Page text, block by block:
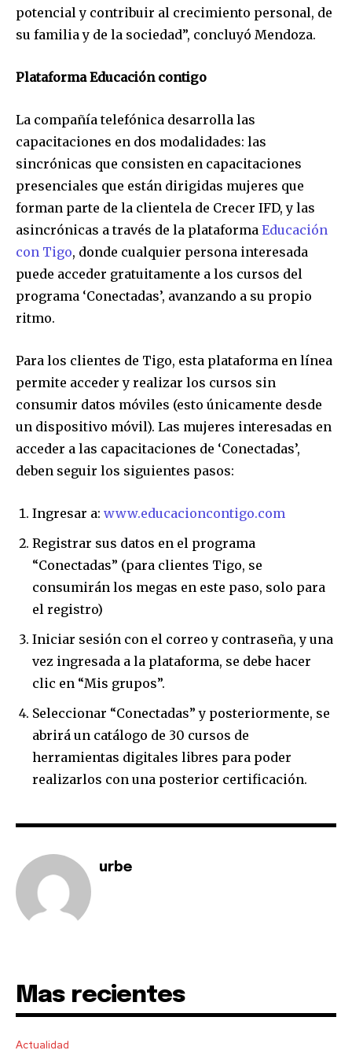
potencial y contribuir al crecimiento personal, de
su familia y de la sociedad”, concluyó Mendoza.
Plataforma Educación contigo
La compañía telefónica desarrolla las
capacitaciones en dos modalidades: las
sincrónicas que consisten en capacitaciones
presenciales que están dirigidas mujeres que
forman parte de la clientela de Crecer IFD, y las
asincrónicas a través de la plataforma Educación
con Tigo, donde cualquier persona interesada
puede acceder gratuitamente a los cursos del
programa ‘Conectadas’, avanzando a su propio
ritmo.
Para los clientes de Tigo, esta plataforma en línea
permite acceder y realizar los cursos sin
consumir datos móviles (esto únicamente desde
un dispositivo móvil). Las mujeres interesadas en
acceder a las capacitaciones de ‘Conectadas’,
deben seguir los siguientes pasos:
Ingresar a: www.educacioncontigo.com
Registrar sus datos en el programa
“Conectadas” (para clientes Tigo, se
consumirán los megas en este paso, solo para
el registro)
Iniciar sesión con el correo y contraseña, y una
vez ingresada a la plataforma, se debe hacer
clic en “Mis grupos”.
Seleccionar “Conectadas” y posteriormente, se
abrirá un catálogo de 30 cursos de
herramientas digitales libres para poder
realizarlos con una posterior certificación.
urbe
Mas recientes
Actualidad